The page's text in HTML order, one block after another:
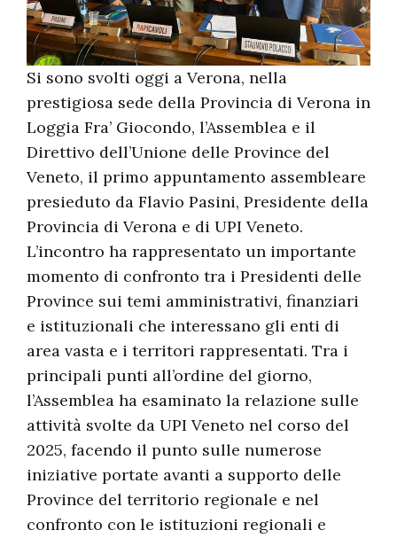
Si sono svolti oggi a Verona, nella
prestigiosa sede della Provincia di Verona in
Loggia Fra’ Giocondo, l’Assemblea e il
Direttivo dell’Unione delle Province del
Veneto, il primo appuntamento assembleare
presieduto da Flavio Pasini, Presidente della
Provincia di Verona e di UPI Veneto.
L’incontro ha rappresentato un importante
momento di confronto tra i Presidenti delle
Province sui temi amministrativi, finanziari
e istituzionali che interessano gli enti di
area vasta e i territori rappresentati. Tra i
principali punti all’ordine del giorno,
l’Assemblea ha esaminato la relazione sulle
attività svolte da UPI Veneto nel corso del
2025, facendo il punto sulle numerose
iniziative portate avanti a supporto delle
Province del territorio regionale e nel
confronto con le istituzioni regionali e